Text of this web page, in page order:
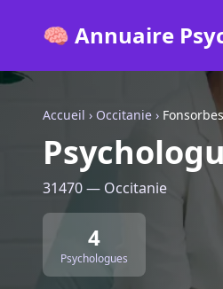
🧠 Annuaire
Accueil › Occitanie › Fonsorbes
31470 — Occitanie
4
Psychologues